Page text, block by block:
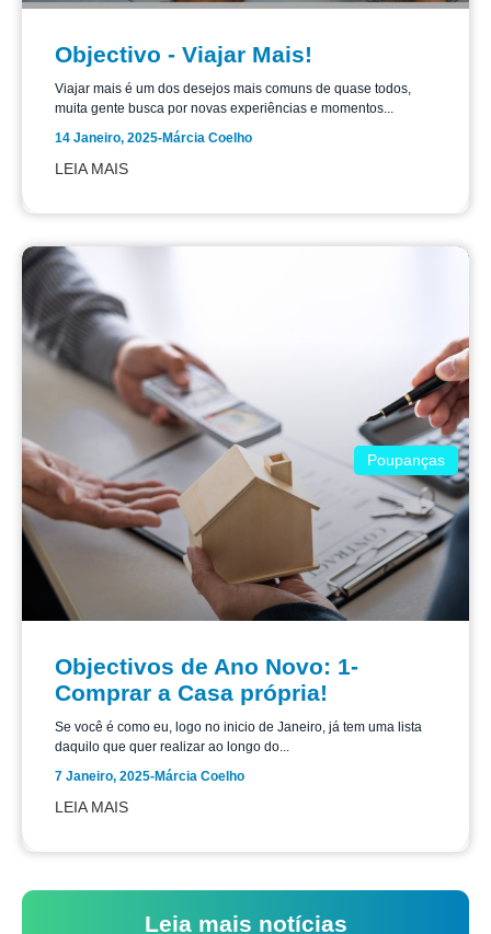
Objectivo - Viajar Mais!
Viajar mais é um dos desejos mais comuns de quase todos,
muita gente busca por novas experiências e momentos...
14 Janeiro, 2025 Márcia Coelho
LEIA MAIS
Poupanças
Objectivos de Ano Novo: 1-
Comprar a Casa própria!
Se você é como eu, logo no inicio de Janeiro, já tem uma lista
daquilo que quer realizar ao longo do...
7 Janeiro, 2025 Márcia Coelho
LEIA MAIS
Leia mais notícias